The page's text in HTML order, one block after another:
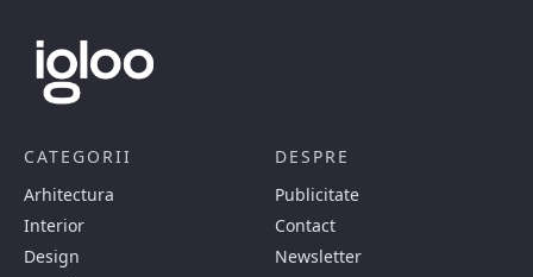
CATEGORII
Arhitectura
Interior
Design
DESPRE
Publicitate
Contact
Newsletter